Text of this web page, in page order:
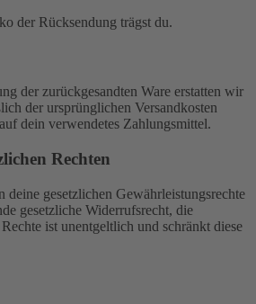
der Rücksendung trägst du.
der zurückgesandten Ware erstatten wir
der ursprünglichen Versandkosten
dein verwendetes Zahlungsmittel.
Rechten
deine gesetzlichen Gewährleistungsrechte
gesetzliche Widerrufsrecht, die
ist unentgeltlich und schränkt diese